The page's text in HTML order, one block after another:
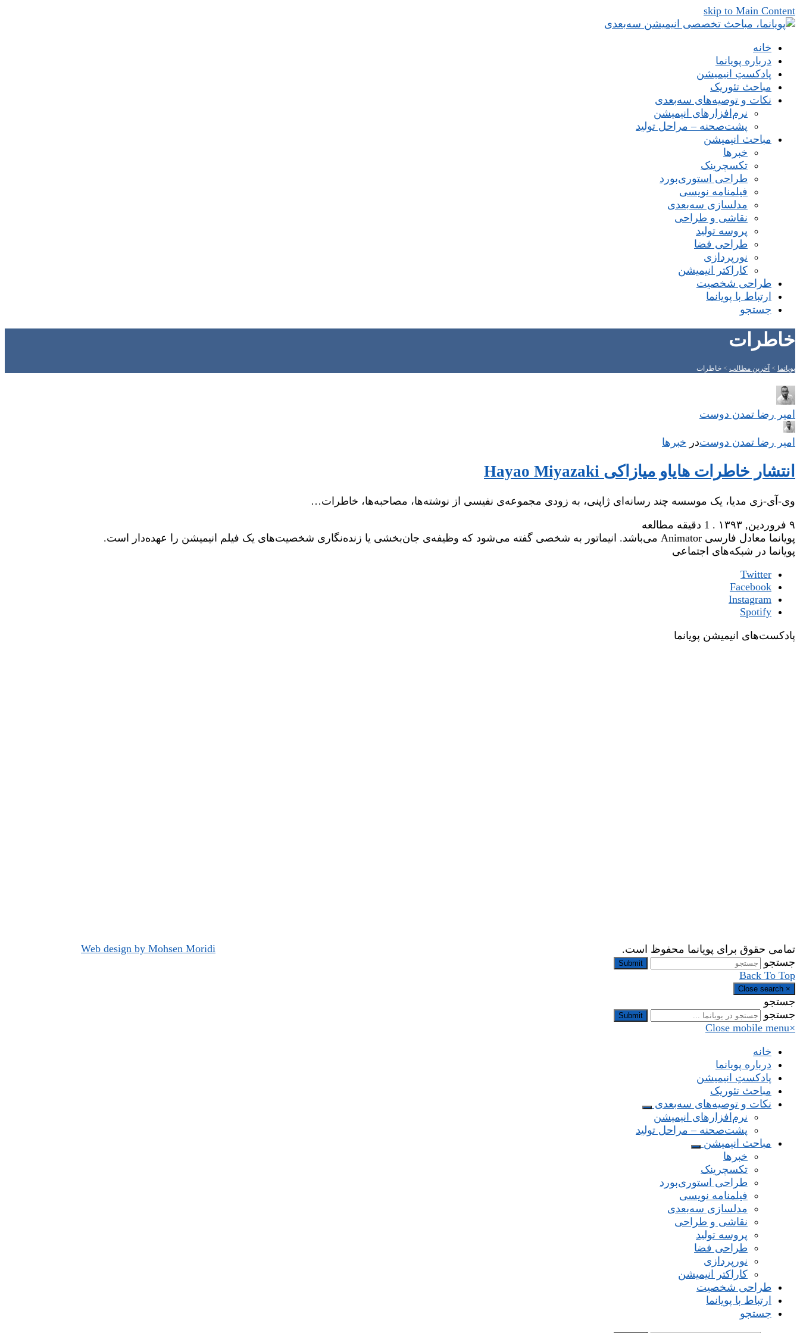
skip to Main Content
خانه
درباره پویانما
پادکستِ انیمیشن
مباحث تئوریک
نکات و توصیه‌های‌ سه‌بعدی
نرم‌افزارهای انیمیشن
پشت‌صحنه – مراحل تولید
مباحث انیمیشن
خبرها
تکسچرینک
طراحی استوری‌بورد
فیلمنامه نویسی
مدلسازی سه‌بعدی
نقاشی و طراحی
پروسه تولید
طراحی فضا
نورپردازی
کاراکتر انیمیشن
طراحی شخصیت
ارتباط با پویانما
جستجو
خاطرات
پویانما > آخرین مطالب > خاطرات
امیر رضا تمدن دوست
امیر رضا تمدن دوستدر خبرها
انتشار خاطرات هایاو میازاکی Hayao Miyazaki
وی-آی-زی مدیا، یک موسسه چند رسانه‌ای ژاپنی، به زودی مجموعه‌ی نفیسی از نوشته‌ها، مصاحبه‌ها، خاطرات…
۹ فروردین, ۱۳۹۳
. 1 دقیقه مطالعه
پویانما معادل فارسی Animator می‌باشد. انیماتور به شخصی گفته می‌شود که وظیفه‌ی جان‌بخشی یا زنده‌نگاری شخصیت‌های یک فیلم انیمیشن را عهده‌دار است.
پویانما در شبکه‌های اجتماعی
Twitter
Facebook
Instagram
Spotify
پادکست‌های انیمیشن پویانما
تمامی حقوق برای پویانما محفوظ است.
Web design by Mohsen Moridi
جستجو
Submit
Back To Top
×
Close search
جستجو
جستجو
Submit
×
Close mobile menu
خانه
درباره پویانما
پادکستِ انیمیشن
مباحث تئوریک
نکات و توصیه‌های‌ سه‌بعدی
نرم‌افزارهای انیمیشن
پشت‌صحنه – مراحل تولید
مباحث انیمیشن
خبرها
تکسچرینک
طراحی استوری‌بورد
فیلمنامه نویسی
مدلسازی سه‌بعدی
نقاشی و طراحی
پروسه تولید
طراحی فضا
نورپردازی
کاراکتر انیمیشن
طراحی شخصیت
ارتباط با پویانما
جستجو